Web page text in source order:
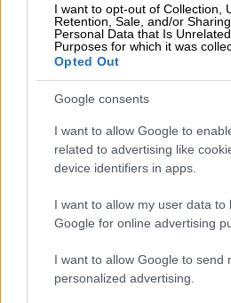
I want to opt-out of Collection,
Retention, Sale, and/or
Personal Data that Is
Purposes for which it was
Opted Out
Google consents
I want to allow Google to
related to advertising like
device identifiers in apps.
I want to allow my user data to
Google for online advertising
I want to allow Google to send
personalized advertising.
Με βάση το σκεπτικό του
εισαγγελικού λειτουργού,
συμπληρωθεί η
πραγματική έκτιση της
ίδια εισαγγελική κρίση,
ουσιαστικές
υφ’ όρον απόλυσης σε
Οι δικαστικές εξελίξεις
καθώς πληροφορίες
απόφαση του Ποινικού
Πάγου εκτιμάται πως θα